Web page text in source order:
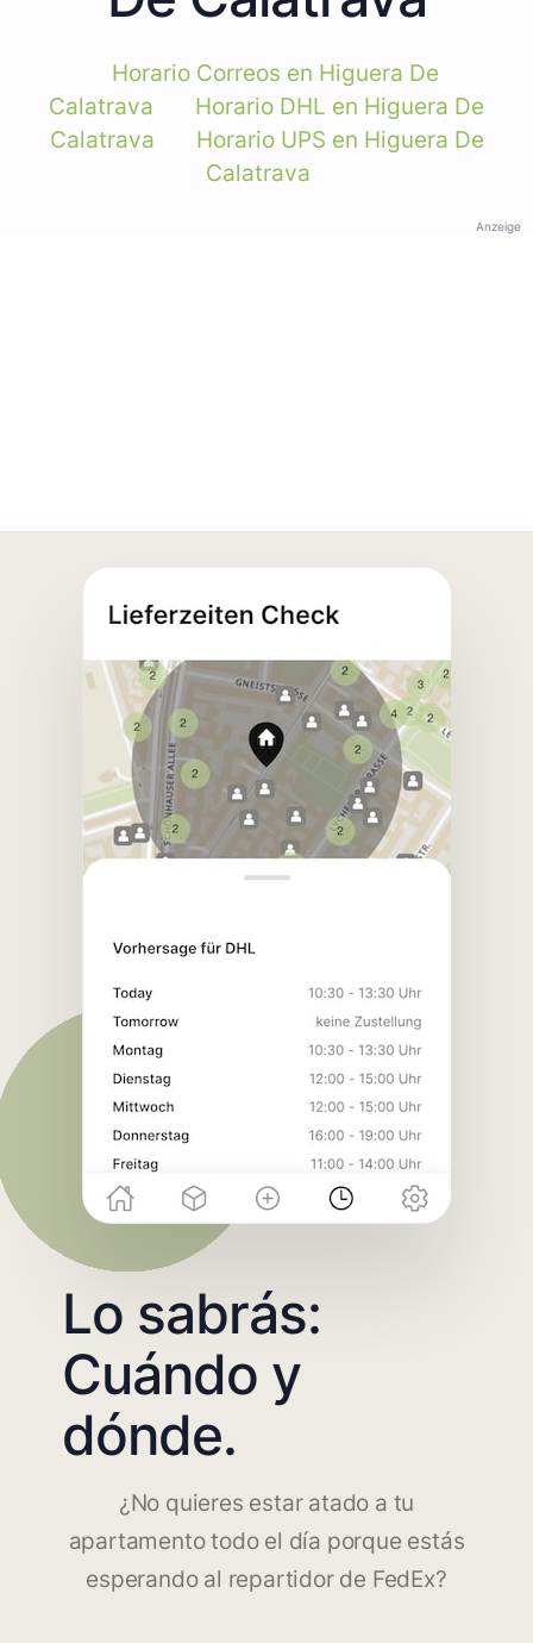
Horario Correos en Higuera De
Calatrava
Horario DHL en Higuera De
Calatrava
Horario UPS en Higuera De
Calatrava
Anzeige
Lo sabrás:
Cuándo y
dónde.
¿No quieres estar atado a tu
apartamento todo el día porque estás
esperando al repartidor de FedEx?